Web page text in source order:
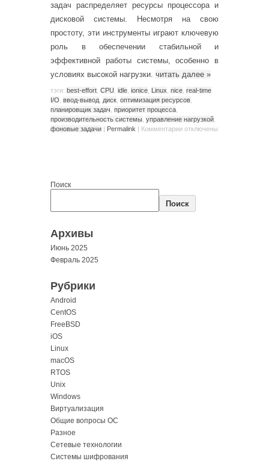
задач распределяет ресурсы процессора и
дисковой системы. Несмотря на свою
простоту, эти инструменты играют ключевую
роль в обеспечении стабильной и
эффективной работы системы, особенно в
условиях высокой нагрузки. читать далее »
тэги: best-effort CPU idle ionice Linux nice real-time
I/O ввод-вывод диск оптимизация ресурсов
планировщик задач приоритет процесса
производительность системы управление нагрузкой
фоновые задачи | Permalink | Комментарии отключены
Поиск
Поиск
Архивы
Июнь 2025
Февраль 2025
Рубрики
Android
CentOS
FreeBSD
iOS
Linux
macOS
RTOS
Unix
Windows
Виртуализация
Общие вопросы ОС
Разное
Сетевые технологии
Системы шифрования